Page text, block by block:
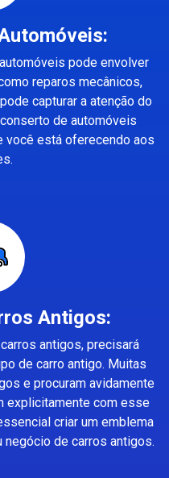
pode envolver
reparos mecânicos,
capturar a atenção do
de automóveis
você está oferecendo aos
Antigos:
antigos, precisará
de carro antigo. Muitas
e procuram avidamente
explicitamente com esse
criar um emblema
de carros antigos.